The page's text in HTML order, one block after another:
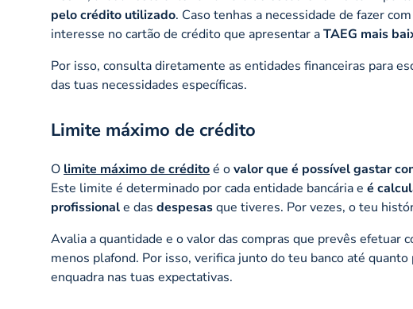
pelo crédito utilizado. Caso tenhas a necessidade de fazer
interesse no cartão de crédito que apresentar aTAEG mais
Por isso, consulta diretamente as entidades financeiras para
das tuas necessidades específicas.
Limite máximo de crédito
O limite máximo de créditoé ovalor que é possível gastar
Este limite é determinado por cada entidade bancária e é
profissionale das despesasque tiveres. Por vezes, o teu
Avalia a quantidade e o valor das compras que prevês efetuar
menos plafond. Por isso, verifica junto do teu banco até
enquadra nas tuas expectativas.